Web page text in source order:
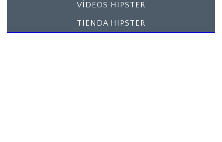
VÍDEOS HIPSTER
TIENDA HIPSTER